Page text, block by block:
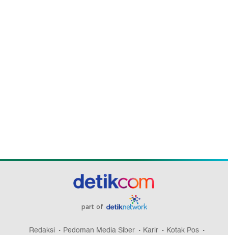
part of
Redaksi Pedoman Media Siber Karir Kotak Pos